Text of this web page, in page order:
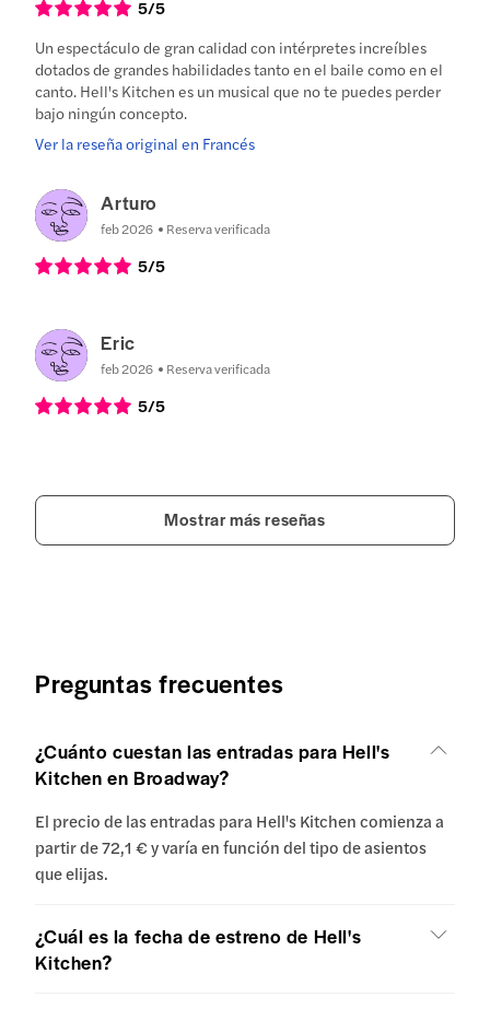
5/5
Un espectáculo de gran calidad con intérpretes increíbles
dotados de grandes habilidades tanto en el baile como en el
canto. Hell's Kitchen es un musical que no te puedes perder
bajo ningún concepto.
Ver la reseña original en Francés
Arturo
feb 2026 Reserva verificada
5/5
Eric
feb 2026 Reserva verificada
5/5
Mostrar más reseñas
Preguntas frecuentes
¿Cuánto cuestan las entradas para Hell's
Kitchen en Broadway?
El precio de las entradas para Hell's Kitchen comienza a
partir de 72,1 € y varía en función del tipo de asientos
que elijas.
¿Cuál es la fecha de estreno de Hell's
Kitchen?